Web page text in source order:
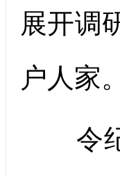
展开调
户人家。
令纪